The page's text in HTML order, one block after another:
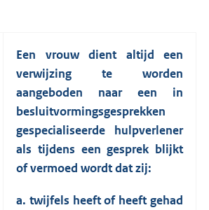
Een vrouw dient altijd een
verwijzing te worden
aangeboden naar een in
besluitvormingsgesprekken
gespecialiseerde hulpverlener
als tijdens een gesprek blijkt
of vermoed wordt dat zij:
a. twijfels heeft of heeft gehad